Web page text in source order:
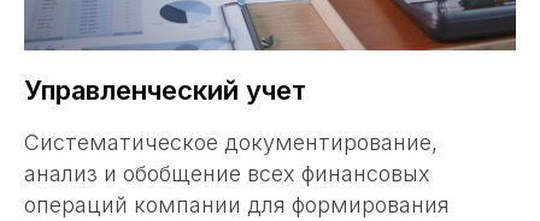
Управленческий учет
Систематическое документирование,
анализ и обобщение всех финансовых
операций компании для формирования